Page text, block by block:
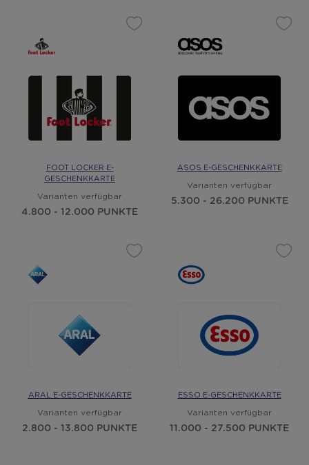
FOOT LOCKER E-
GESCHENKKARTE
Varianten verfügbar
4.800 - 12.000 PUNKTE
ASOS E-GESCHENKKARTE
Varianten verfügbar
5.300 - 26.200 PUNKTE
ARAL E-GESCHENKKARTE
Varianten verfügbar
2.800 - 13.800 PUNKTE
ESSO E-GESCHENKKARTE
Varianten verfügbar
11.000 - 27.500 PUNKTE